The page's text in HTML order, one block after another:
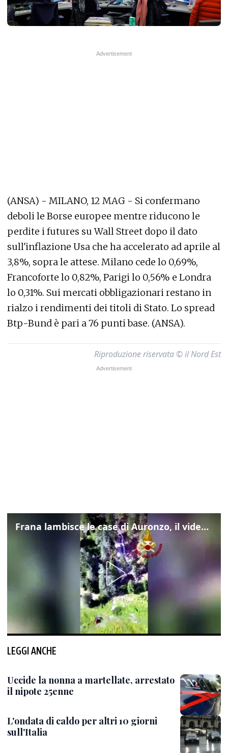
(ANSA) - MILANO, 12 MAG - Si confermano
deboli le Borse europee mentre riducono le
perdite i futures su Wall Street dopo il dato
sull'inflazione Usa che ha accelerato ad aprile al
3,8%, sopra le attese. Milano cede lo 0,69%,
Francoforte lo 0,82%, Parigi lo 0,56% e Londra
lo 0,31%. Sui mercati obbligazionari restano in
rialzo i rendimenti dei titoli di Stato. Lo spread
Btp-Bund è pari a 76 punti base. (ANSA).
Riproduzione riservata © il Nord Est
Frana lambisce le case di Auronzo, il video dall'elicottero dei vigili del fuoco
LEGGI ANCHE
Uccide la nonna a martellate, arrestato
il nipote 25enne
L'ondata di caldo per altri 10 giorni
sull'Italia